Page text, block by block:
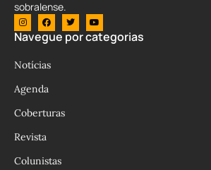
sobralense.
Navegue por categorias
Notícias
Agenda
Coberturas
Revista
Colunistas